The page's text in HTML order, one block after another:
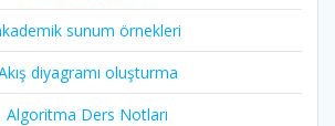
sunum örnekleri
diyagramı oluşturma
Algoritma Ders Notları